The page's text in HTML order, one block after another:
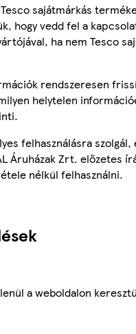
sajátmárkás
hogy vedd fel a
ha nem Tesco
rendszeresen
helytelen
felhasználásra
Áruházak Zrt. előzetes
nélkül felhasználni.
a weboldalon